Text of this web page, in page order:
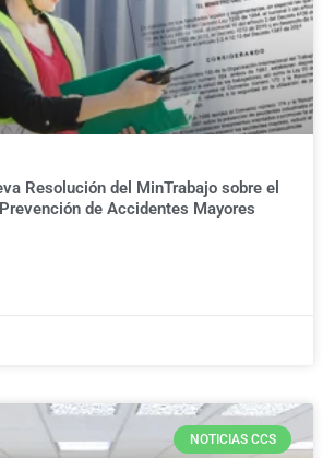
Resolución del MinTrabajo sobre el
de Accidentes Mayores
NOTICIAS CCS